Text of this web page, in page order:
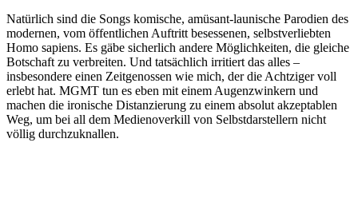
Natürlich sind die Songs komische, amüsant-launische Parodien des
modernen, vom öffentlichen Auftritt besessenen, selbstverliebten
Homo sapiens. Es gäbe sicherlich andere Möglichkeiten, die gleiche
Botschaft zu verbreiten. Und tatsächlich irritiert das alles –
insbesondere einen Zeitgenossen wie mich, der die Achtziger voll
erlebt hat. MGMT tun es eben mit einem Augenzwinkern und
machen die ironische Distanzierung zu einem absolut akzeptablen
Weg, um bei all dem Medienoverkill von Selbstdarstellern nicht
völlig durchzuknallen.